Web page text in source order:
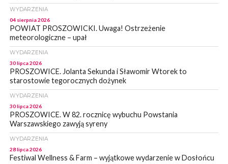
WYDARZENIA
04 sierpnia 2026
POWIAT PROSZOWICKI. Uwaga! Ostrzeżenie
meteorologiczne – upał
WYDARZENIA
30 lipca 2026
PROSZOWICE. Jolanta Sekunda i Sławomir Wtorek to
starostowie tegorocznych dożynek
WYDARZENIA
30 lipca 2026
PROSZOWICE. W 82. rocznicę wybuchu Powstania
Warszawskiego zawyją syreny
WYDARZENIA
28 lipca 2026
Festiwal Wellness & Farm – wyjątkowe wydarzenie w Dosłońcu